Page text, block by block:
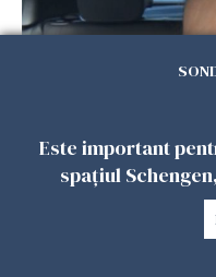
„Copiii români
Este important
spațiul